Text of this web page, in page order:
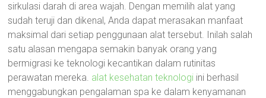
sirkulasi darah di area wajah. Dengan memilih alat yang
sudah teruji dan dikenal, Anda dapat merasakan manfaat
maksimal dari setiap penggunaan alat tersebut. Inilah salah
satu alasan mengapa semakin banyak orang yang
bermigrasi ke teknologi kecantikan dalam rutinitas
perawatan mereka. alat kesehatan teknologi ini berhasil
menggabungkan pengalaman spa ke dalam kenyamanan